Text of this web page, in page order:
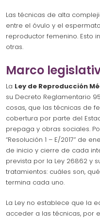
Las técnicas de alta
entre el óvulo y el
reproductor femenino. Esto
otras.
Marco
La Ley de Reproducción
su Decreto Reglamentario
cosas, que las técnicas de
cobertura por parte del
prepaga y obras sociales.
“Resolución 1 – E/2017” de
de inicio y cierre de cada
prevista por la Ley 26862 y
tratamientos: cuáles son,
termina cada uno.
La Ley no establece que la
acceder a las técnicas, por